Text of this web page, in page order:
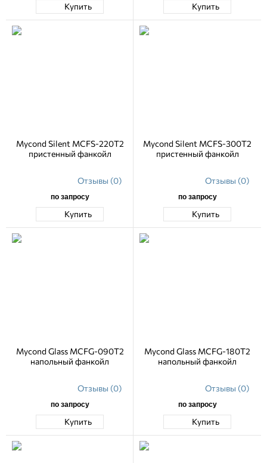
Купить Купить
Mycond Silent MCFS-220T2
пристенный фанкойл
Отзывы (0)
по запросу
Купить
Mycond Silent MCFS-300T2
пристенный фанкойл
Отзывы (0)
по запросу
Купить
Mycond Glass MCFG-090T2
напольный фанкойл
Отзывы (0)
по запросу
Купить
Mycond Glass MCFG-180T2
напольный фанкойл
Отзывы (0)
по запросу
Купить